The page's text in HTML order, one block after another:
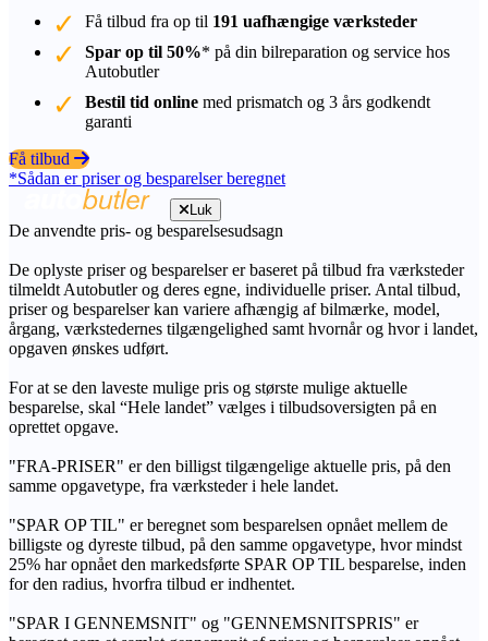
Få tilbud fra op til 191 uafhængige værksteder
Spar op til 50%* på din bilreparation og service hos
Autobutler
Bestil tid online med prismatch og 3 års godkendt
garanti
Få tilbud
*Sådan er priser og besparelser beregnet
Luk
De anvendte pris- og besparelsesudsagn
De oplyste priser og besparelser er baseret på tilbud fra værksteder
tilmeldt Autobutler og deres egne, individuelle priser. Antal tilbud,
priser og besparelser kan variere afhængig af bilmærke, model,
årgang, værkstedernes tilgængelighed samt hvornår og hvor i landet,
opgaven ønskes udført.
For at se den laveste mulige pris og største mulige aktuelle
besparelse, skal “Hele landet” vælges i tilbudsoversigten på en
oprettet opgave.
"FRA-PRISER" er den billigst tilgængelige aktuelle pris, på den
samme opgavetype, fra værksteder i hele landet.
"SPAR OP TIL" er beregnet som besparelsen opnået mellem de
billigste og dyreste tilbud, på den samme opgavetype, hvor mindst
25% har opnået den markedsførte SPAR OP TIL besparelse, inden
for den radius, hvorfra tilbud er indhentet.
"SPAR I GENNEMSNIT" og "GENNEMSNITSPRIS" er